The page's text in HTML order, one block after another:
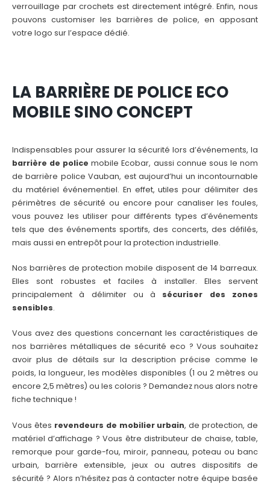
verrouillage par crochets est directement intégré. Enfin, nous
pouvons customiser les barrières de police, en apposant
votre logo sur l’espace dédié.
LA BARRIÈRE DE POLICE ECO
MOBILE SINO CONCEPT
Indispensables pour assurer la sécurité lors d’événements, la
barrière de police mobile Ecobar, aussi connue sous le nom
de barrière police Vauban, est aujourd’hui un incontournable
du matériel événementiel. En effet, utiles pour délimiter des
périmètres de sécurité ou encore pour canaliser les foules,
vous pouvez les utiliser pour différents types d’événements
tels que des événements sportifs, des concerts, des défilés,
mais aussi en entrepôt pour la protection industrielle.
Nos barrières de protection mobile disposent de 14 barreaux.
Elles sont robustes et faciles à installer. Elles servent
principalement à délimiter ou à sécuriser des zones
sensibles.
Vous avez des questions concernant les caractéristiques de
nos barrières métalliques de sécurité eco ? Vous souhaitez
avoir plus de détails sur la description précise comme le
poids, la longueur, les modèles disponibles (1 ou 2 mètres ou
encore 2,5 mètres) ou les coloris ? Demandez nous alors notre
fiche technique !
Vous êtes revendeurs de mobilier urbain, de protection, de
matériel d’affichage ? Vous être distributeur de chaise, table,
remorque pour garde-fou, miroir, panneau, poteau ou banc
urbain, barrière extensible, jeux ou autres dispositifs de
sécurité ? Alors n’hésitez pas à contacter notre équipe basée